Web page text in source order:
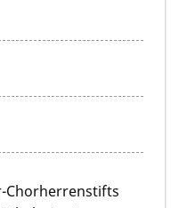
Chorherrenstifts